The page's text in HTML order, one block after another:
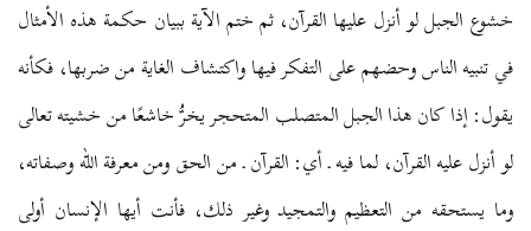
خشوع الجبل لو أنزل عليها القرآن، ثم ختم الآية ببيان حكمة هذه الأمثال
في تنبيه الناس وحضهم على التفكر فيها واكتشاف الغاية من ضربها، فكأنه
يقول: إذا كان هذا الجبل المتصلب المتحجر يخرُّ خاشعًا من خشيته تعالى
لو أنزل عليه القرآن، لما فيه ـ أي: القرآن ـ من الحق ومن معرفة الله وصفاته،
وما يستحقه من التعظيم والتمجيد وغير ذلك، فأنت أيها الإنسان أولى